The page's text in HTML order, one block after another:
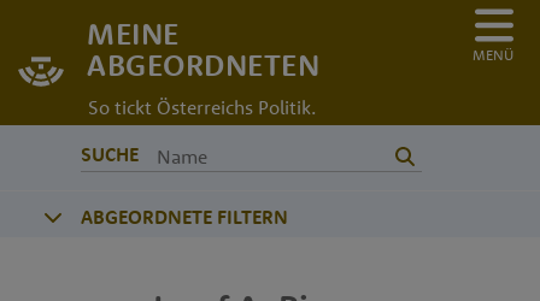
MEINE
ABGEORDNETEN
So tickt Österreichs Politik.
MENÜ
SUCHE
ABGEORDNETE FILTERN